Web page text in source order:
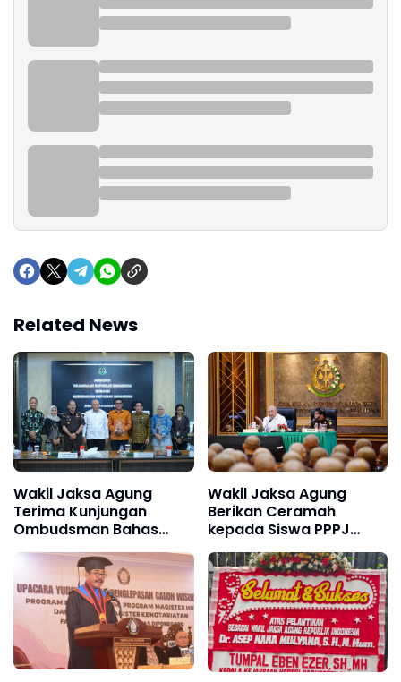
Related News
Wakil Jaksa Agung
Terima Kunjungan
Ombudsman Bahas
Peningkatan
Akuntabilitas PPPJ
dalam Penegakan
Hukum
Wakil Jaksa Agung
Berikan Ceramah
kepada Siswa PPPJ
Angkatan 81 Gelombang
II